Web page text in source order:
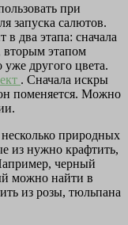
при
запуска салютов.
в два этапа: сначала
вторым этапом
уже другого цвета.
. Сначала искры
поменяется. Можно
природных
из нужно крафтить,
черный
можно найти в
из розы, тюльпана